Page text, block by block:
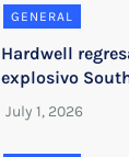
GENERAL
Hardwell
explosivo